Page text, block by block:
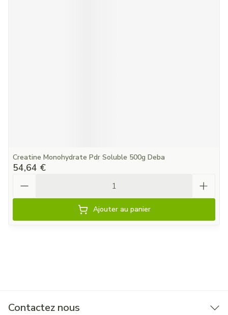
Creatine Monohydrate Pdr Soluble 500g Deba
54,64 €
Ajouter au panier
Contactez nous